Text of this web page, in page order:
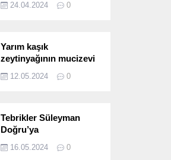
Seçimlerini
24.04.2024 0
Yarım kaşık
zeytinyağının mucizevi
12.05.2024 0
Tebrikler Süleyman
Doğru’ya
16.05.2024 0